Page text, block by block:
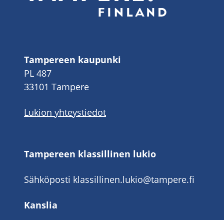
Tampereen kaupunki
PL 487
33101 Tampere
Lukion yhteystiedot
Tampereen klassillinen lukio
Sähköposti klassillinen.lukio@tampere.fi
Kanslia